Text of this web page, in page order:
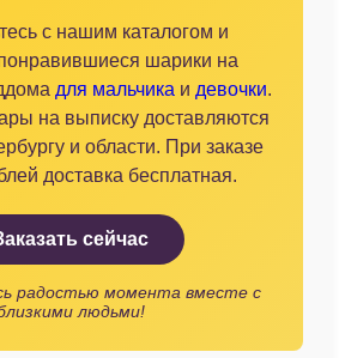
с нашим каталогом и
шарики на
для мальчика и девочки.
на выписку доставляются
и области. При заказе
доставка бесплатная.
сейчас
радостью момента вместе с
людьми!